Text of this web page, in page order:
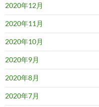
2020年12月
2020年11月
2020年10月
2020年9月
2020年8月
2020年7月